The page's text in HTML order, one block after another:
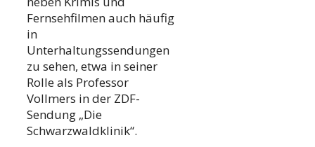
Fernsehfilmen auch häufig
in
Unterhaltungssendungen
zu sehen, etwa in seiner
Rolle als Professor
Vollmers in der ZDF-
Sendung „Die
Schwarzwaldklinik“.